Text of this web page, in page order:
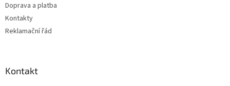
Doprava a platba
Kontakty
Reklamační řád
Kontakt